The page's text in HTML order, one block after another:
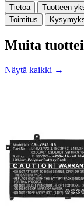
Tietoa
Tuotteen
Toimitus
Muita
Näytä kaikki →